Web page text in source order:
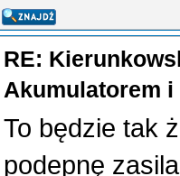
RE:
Akumulatorem
To będzie tak
podepnę